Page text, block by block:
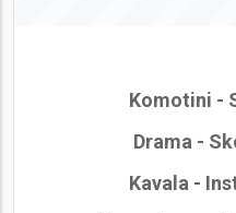
Komotini -
Drama -
Kavala -